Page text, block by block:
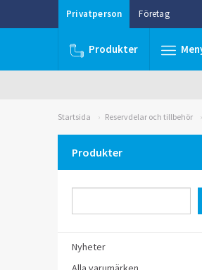
Privatperson Företag
Produkter
Startsida Reservdelar och tillbehör
Produkter
Nyheter